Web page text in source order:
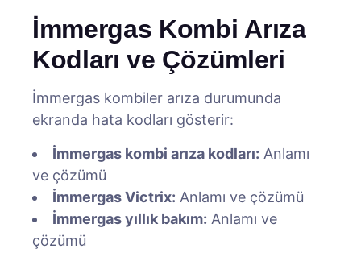
İmmergas Kombi Arıza
Kodları ve Çözümleri
İmmergas kombiler arıza durumunda
ekranda hata kodları gösterir:
İmmergas kombi arıza kodları: Anlamı
ve çözümü
İmmergas Victrix: Anlamı ve çözümü
İmmergas yıllık bakım: Anlamı ve
çözümü